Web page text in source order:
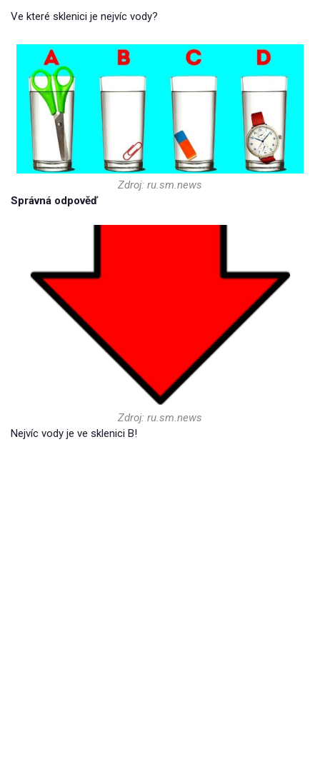
Ve které sklenici je nejvíc vody?
Zdroj: ru.sm.news
Správná odpověď
Zdroj: ru.sm.news
Nejvíc vody je ve sklenici B!